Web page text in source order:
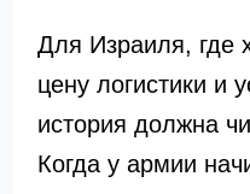
Для Израиля, где
цену логистики и
история должна
Когда у армии